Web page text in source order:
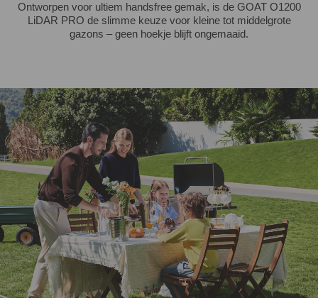
Ontworpen voor ultiem handsfree gemak, is de GOAT O1200
LiDAR PRO de slimme keuze voor kleine tot middelgrote
gazons – geen hoekje blijft ongemaaid.